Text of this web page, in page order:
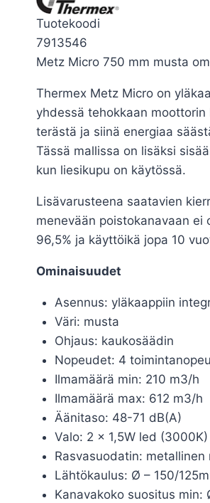
Tuotekoodi
7913546
Metz Micro 750 mm musta
Thermex Metz Micro on
yhdessä tehokkaan
terästä ja siinä energiaa
Tässä mallissa on lisäksi
kun liesikupu on käytössä.
Lisävarusteena saatavien
menevään poistokanavaan
96,5% ja käyttöikä jopa 10
Ominaisuudet
Asennus: yläkaappiin
Väri: musta
Ohjaus: kaukosäädin
Nopeudet: 4
Ilmamäärä min: 210 m3/h
Ilmamäärä max: 612 m3/h
Äänitaso: 48-71 dB(A)
Valo: 2 x 1,5W led (3000K)
Rasvasuodatin: metallinen
Lähtökaulus: Ø – 150/
Kanavakoko suositus min: